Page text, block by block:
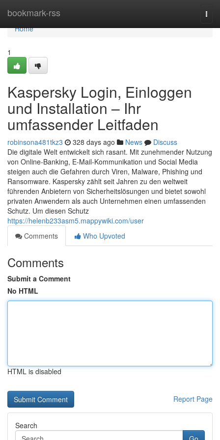
bookmark-rss
Home
Home
1
Kaspersky Login, Einloggen
und Installation – Ihr
umfassender Leitfaden
robinsona481tkz3 328 days ago News
Discuss
Die digitale Welt entwickelt sich rasant. Mit zunehmender Nutzung
von Online-Banking, E-Mail-Kommunikation und Social Media
steigen auch die Gefahren durch Viren, Malware, Phishing und
Ransomware. Kaspersky zählt seit Jahren zu den weltweit
führenden Anbietern von Sicherheitslösungen und bietet sowohl
privaten Anwendern als auch Unternehmen einen umfassenden
Schutz. Um diesen Schutz
https://helenb233asm5.mappywiki.com/user
Comments
Who Upvoted
Comments
Submit a Comment
No HTML
HTML is disabled
Report Page
Search